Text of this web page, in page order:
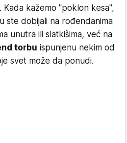
Kada kažemo "poklon kesa",
ste dobijali na rođendanima
unutra ili slatkišima, već na
torbu ispunjenu nekim od
svet može da ponudi.